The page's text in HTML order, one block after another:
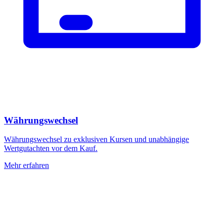
Währungswechsel
Währungswechsel zu exklusiven Kursen und unabhängige
Wertgutachten vor dem Kauf.
Mehr erfahren